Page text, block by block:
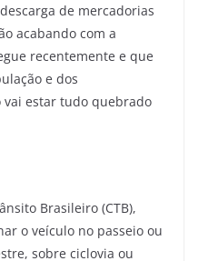
de mercadorias
acabando com a
recentemente e que
e dos
vai estar tudo quebrado
Brasileiro (CTB),
o veículo no passeio ou
sobre ciclovia ou